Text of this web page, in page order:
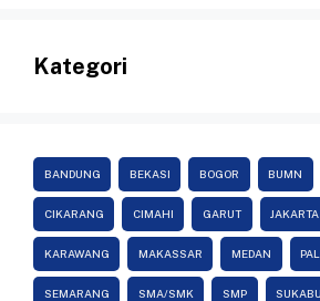
Kategori
BANDUNG BEKASI BOGOR BUMN
CIKARANG CIMAHI GARUT JAKARTA
KARAWANG MAKASSAR MEDAN
SEMARANG SMA/SMK SMP